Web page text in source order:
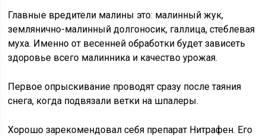
Главные вредители малины это: малинный жук,
землянично-малинный долгоносик, галлица, стеблевая
муха. Именно от весенней обработки будет зависеть
здоровье всего малинника и качество урожая.
Первое опрыскивание проводят сразу после таяния
снега, когда подвязали ветки на шпалеры.
Хорошо зарекомендовал себя препарат Нитрафен. Его